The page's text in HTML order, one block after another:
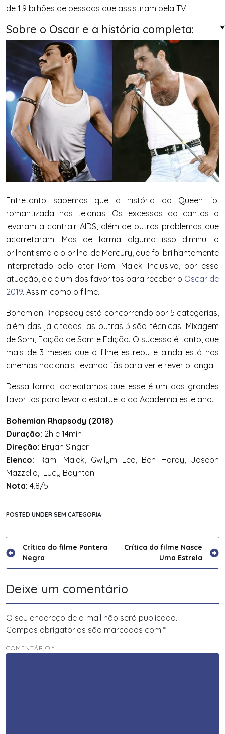
de 1,9 bilhões de pessoas que assistiram pela TV.
Sobre o Oscar e a história completa:
Entretanto sabemos que a história do Queen foi
romantizada nas telonas. Os excessos do cantos o
levaram a contrair AIDS, além de outros problemas que
acarretaram. Mas de forma alguma isso diminui o
brilhantismo e o brilho de Mercury, que foi brilhantemente
interpretado pelo ator Rami Malek. Inclusive, por essa
atuação, ele é um dos favoritos para receber o Oscar de
2019. Assim como o filme.
Bohemian Rhapsody está concorrendo por 5 categorias,
além das já citadas, as outras 3 são técnicas: Mixagem
de Som, Edição de Som e Edição. O sucesso é tanto, que
mais de 3 meses que o filme estreou e ainda está nos
cinemas nacionais, levando fãs para ver e rever o longa.
Dessa forma, acreditamos que esse é um dos grandes
favoritos para levar a estatueta da Academia este ano.
Bohemian Rhapsody (2018)
Duração: 2h e 14min
Direção: Bryan Singer
Elenco: Rami Malek, Gwilym Lee, Ben Hardy, Joseph
Mazzello, Lucy Boynton
Nota: 4,8/5
POSTED UNDER SEM CATEGORIA
Navegação
de
Crítica do filme Pantera
Negra
Crítica do filme Nasce
Uma Estrela
Deixe um comentário
O seu endereço de e-mail não será publicado.
Campos obrigatórios são marcados com *
COMENTÁRIO *